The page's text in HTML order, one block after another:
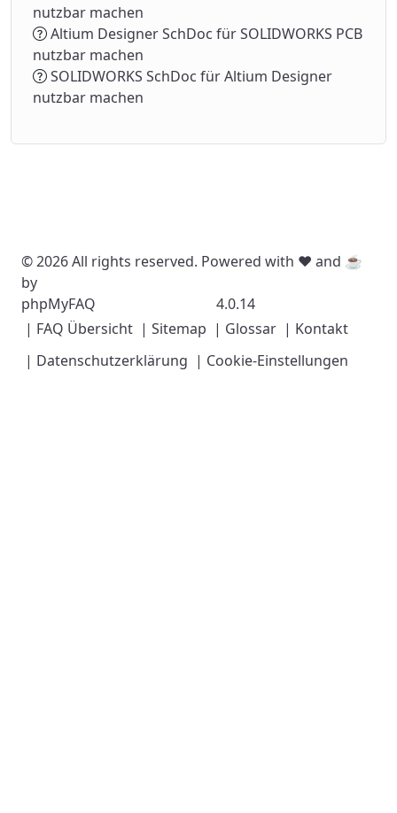
nutzbar machen
Altium Designer SchDoc für SOLIDWORKS PCB
nutzbar machen
SOLIDWORKS SchDoc für Altium Designer
nutzbar machen
© 2026 All rights reserved. Powered with ❤️ and ☕️
by
phpMyFAQ
4.0.14
| FAQ Übersicht | Sitemap | Glossar | Kontakt
| Datenschutzerklärung | Cookie-Einstellungen